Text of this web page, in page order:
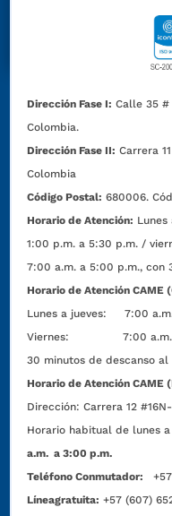
Dirección Fase I: Calle 35 #
Colombia.
Dirección Fase II: Carrera
Colombia
Código Postal: 680006.
Horario de Atención:
1:00 p.m. a 5:30 p.m. /
7:00 a.m. a 5:00 p.m., con
Horario de Atención CAME
Lunes a jueves: 7:00
Viernes: 7:00 a.m. a
30 minutos de descanso al
Horario de Atención CAME
Dirección:Carrera 12
Horario habitual de lunes a
a.m. a 3:00 p.m.
Teléfono Conmutador:
Líneagratuita: +57 (607)